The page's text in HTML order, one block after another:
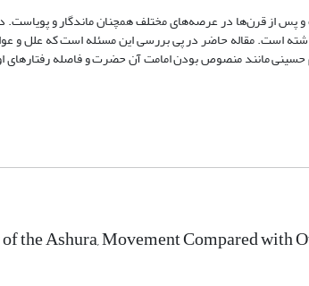
از قرن‌ها در عرصه‌های مختلف همچنان ماندگار و پویاست.
است. مقاله حاضر در پی بررسی این مسئله است که علل و
مانند منصوص بودن امامت آن حضرت و فاصله رفتارهای
the Ashura, Movement Compared with